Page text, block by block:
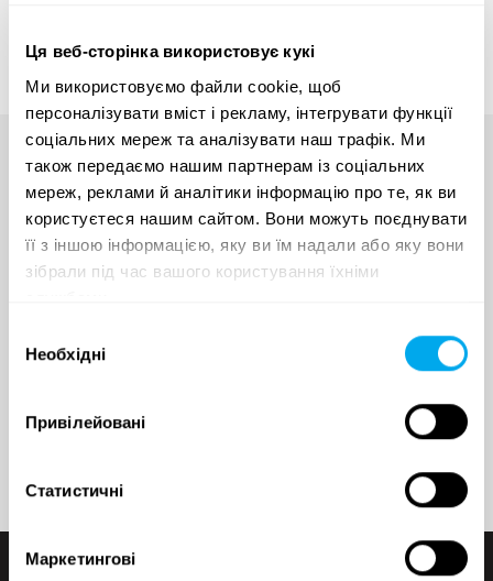
Ця веб-сторінка використовує кукі
Ми використовуємо файли cookie, щоб
персоналізувати вміст і рекламу, інтегрувати функції
соціальних мереж та аналізувати наш трафік. Ми
також передаємо нашим партнерам із соціальних
мереж, реклами й аналітики інформацію про те, як ви
користуєтеся нашим сайтом. Вони можуть поєднувати
її з іншою інформацією, яку ви їм надали або яку вони
зібрали під час вашого користування їхніми
згоди
Необхідні
Привілейовані
Статистичні
Маркетингові
Maan parhaita konetarjouksia
suoraan sähköpostiisi
Lomake on suojattu roskapostin estämiseksi Googlen reCAPTCHA-
käyttöehdot.
Lähettämällä viestin hyväksyn henkilötietojeni käsittelyn